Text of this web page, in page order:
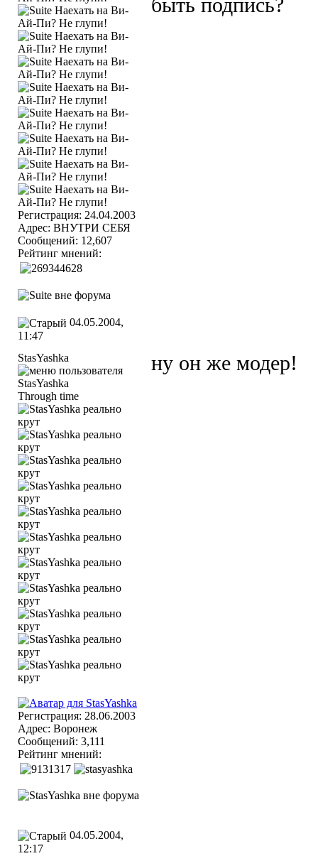
Регистрация: 24.04.2003
Адрес: ВНУТРИ СЕБЯ
Сообщений: 12,607
Рейтинг мнений:
быть подпись?
04.05.2004,
11:47
StasYashka
Through time
Регистрация: 28.06.2003
Адрес: Воронеж
Сообщений: 3,111
Рейтинг мнений:
ну он же модер!
04.05.2004,
12:17